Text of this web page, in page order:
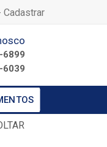
Cadastrar
6899
6039